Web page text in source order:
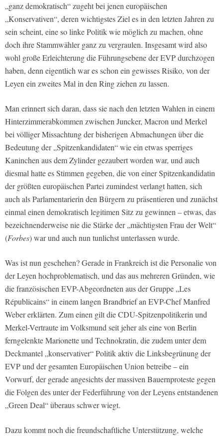
„ganz demokratisch“ zugeht bei jenen europäischen
„Konservativen“, deren wichtigstes Ziel es in den letzten Jahren zu
sein scheint, eine so linke Politik wie möglich zu machen, ohne
doch ihre Stammwähler ganz zu vergraulen. Insgesamt wird also
wohl große Erleichterung die Führungsebene der EVP durchzogen
haben, denn eigentlich war es schon ein gewisses Risiko, von der
Leyen ein zweites Mal in den Ring ziehen zu lassen.
Man erinnert sich daran, dass sie nach den letzten Wahlen in einem
Hinterzimmerabkommen zwischen Juncker, Macron und Merkel
bei völliger Missachtung der bisherigen Abmachungen über die
Bedeutung der „Spitzenkandidaten“ wie ein etwas sperriges
Kaninchen aus dem Zylinder gezaubert worden war, und auch
diesmal hatte es Stimmen gegeben, die von einer Spitzenkandidatin
der größten europäischen Partei zumindest verlangt hatten, sich
auch als Parlamentarierin den Bürgern zu präsentieren und zunächst
einmal einen demokratisch legitimen Sitz zu gewinnen – etwas, das
bezeichnenderweise nie die Stärke der „mächtigsten Frau der Welt“
(Forbes) war und auch nun tunlichst unterlassen wurde.
Was ist nun geschehen? Gerade in Frankreich ist die Personalie von
der Leyen hochproblematisch, und das aus mehreren Gründen, wie
die französischen EVP-Abgeordneten aus der Gruppe „Les
Républicains“ in einem langen Brandbrief an EVP-Chef Manfred
Weber erklärten. Zum einen gilt die CDU-Spitzenpolitikerin und
Merkel-Vertraute im Volksmund seit jeher als eine von Berlin
ferngelenkte Marionette und Technokratin, die zudem unter dem
Deckmantel „konservativer“ Politik aktiv die Linksbegrünung der
EVP und der gesamten Europäischen Union betreibe – ein
Vorwurf, der gerade angesichts der massiven Bauernproteste gegen
die Folgen des unter der Federführung von der Leyens entstandenen
„Green Deal“ überaus schwer wiegt.
Dazu kommt noch die freundschaftliche Unterstützung, welche